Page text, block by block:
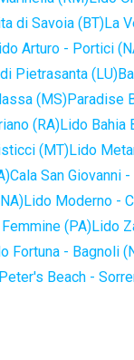
di Savoia (BT)La
Arturo - Portici
Pietrasanta (LU)
(MS)Paradise
(RA)Lido Bahia
(MT)Lido
Cala San Giovanni
Lido Moderno -
(PA)Lido
Fortuna - Bagnoli
Peter's Beach -